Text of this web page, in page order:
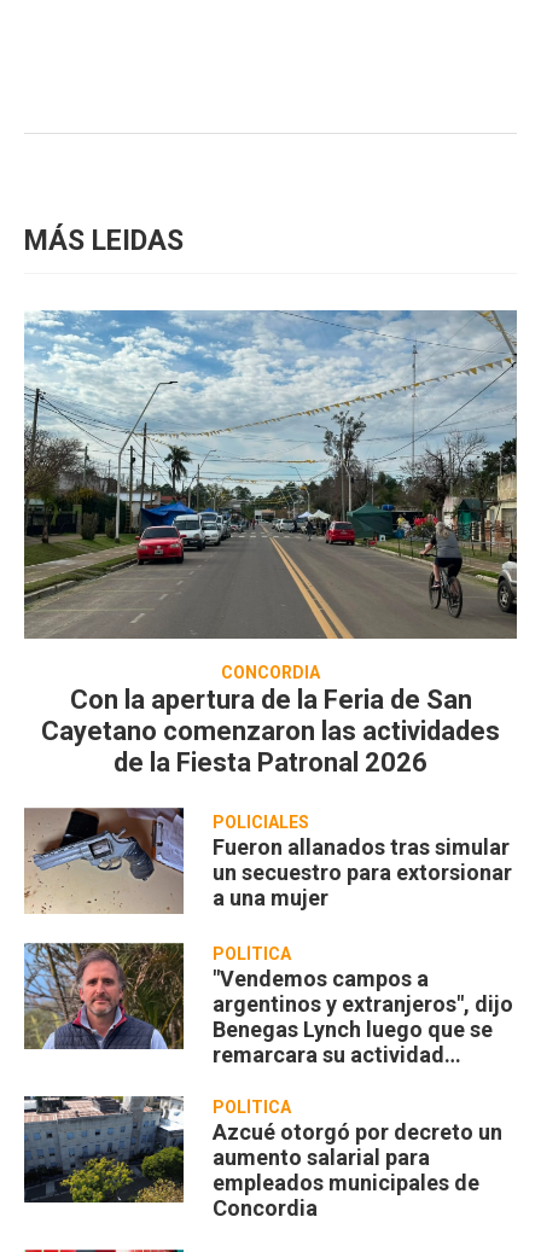
MÁS LEIDAS
CONCORDIA
Con la apertura de la Feria de San
Cayetano comenzaron las actividades
de la Fiesta Patronal 2026
POLICIALES
Fueron allanados tras simular
un secuestro para extorsionar
a una mujer
POLÍTICA
"Vendemos campos a
argentinos y extranjeros", dijo
Benegas Lynch luego que se
remarcara su actividad
POLÍTICA
Azcué otorgó por decreto un
aumento salarial para
empleados municipales de
Concordia